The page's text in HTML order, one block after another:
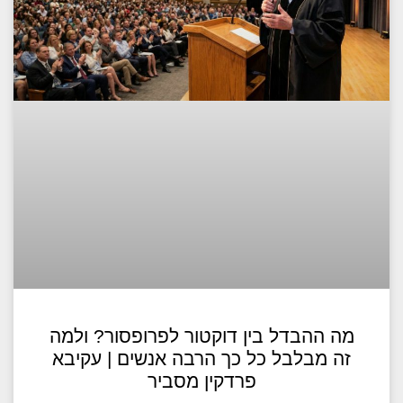
מה ההבדל בין דוקטור לפרופסור? ולמה
זה מבלבל כל כך הרבה אנשים | עקיבא
פרדקין מסביר